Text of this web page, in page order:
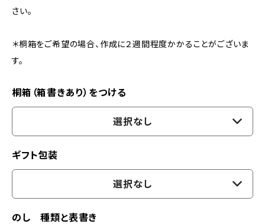
さい。
＊桐箱をご希望の場合、作成に２週間程度かかることがございま
す。
桐箱（箱書きあり）をつける
選択なし
ギフト包装
選択なし
のし 種類と表書き